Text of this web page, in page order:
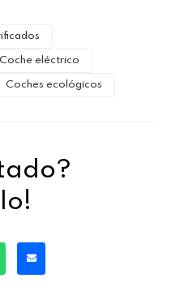
Coche eléctrico
Coches ecológicos